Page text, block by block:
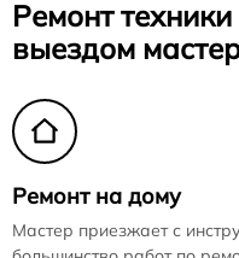
Ремонт техники
выездом
Ремонт на дому
Мастер приезжает с